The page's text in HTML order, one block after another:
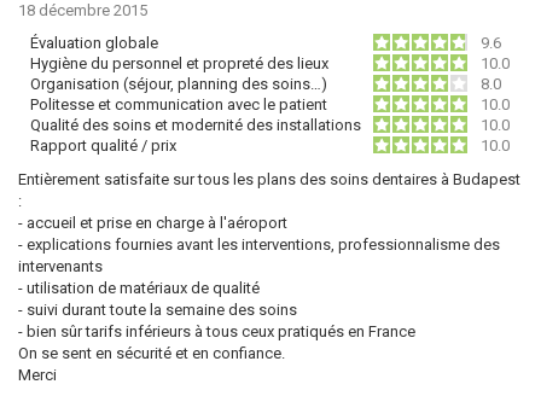
18 décembre 2015
Évaluation globale
9.6
Hygiène du personnel et propreté des lieux
10.0
Organisation (séjour, planning des soins…)
8.0
Politesse et communication avec le patient
10.0
Qualité des soins et modernité des installations
10.0
Rapport qualité / prix
10.0
Entièrement satisfaite sur tous les plans des soins dentaires à Budapest
:
- accueil et prise en charge à l'aéroport
- explications fournies avant les interventions, professionnalisme des
intervenants
- utilisation de matériaux de qualité
- suivi durant toute la semaine des soins
- bien sûr tarifs inférieurs à tous ceux pratiqués en France
On se sent en sécurité et en confiance.
Merci